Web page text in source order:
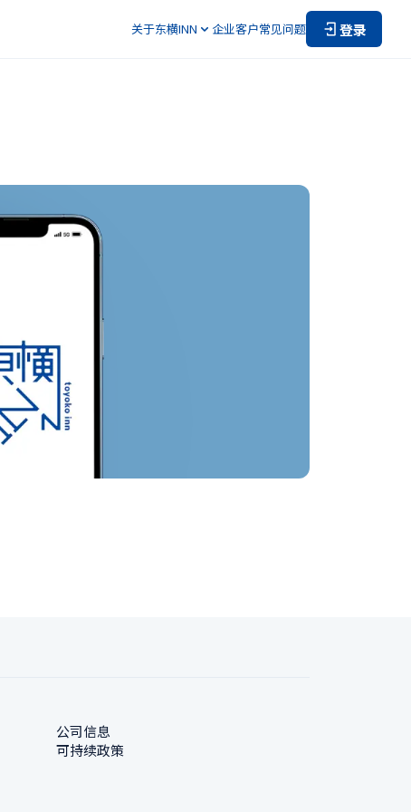
关于东横INN 企业客户常见问题 登录
公司信息
可持续政策